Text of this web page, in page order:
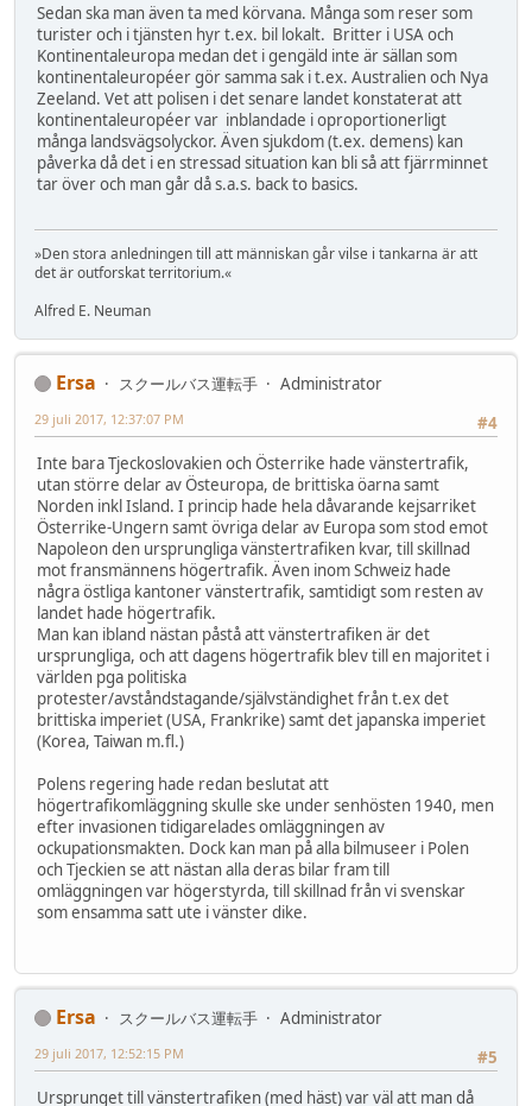
Sedan ska man även ta med körvana. Många som reser som
turister och i tjänsten hyr t.ex. bil lokalt. Britter i USA och
Kontinentaleuropa medan det i gengäld inte är sällan som
kontinentaleuropéer gör samma sak i t.ex. Australien och Nya
Zeeland. Vet att polisen i det senare landet konstaterat att
kontinentaleuropéer var inblandade i oproportionerligt
många landsvägsolyckor. Även sjukdom (t.ex. demens) kan
påverka då det i en stressad situation kan bli så att fjärrminnet
tar över och man går då s.a.s. back to basics.
»Den stora anledningen till att människan går vilse i tankarna är att
det är outforskat territorium.«
Alfred E. Neuman
Ersa スクールバス運転手
Administrator
#4
29 juli 2017, 12:37:07 PM
Inte bara Tjeckoslovakien och Österrike hade vänstertrafik,
utan större delar av Östeuropa, de brittiska öarna samt
Norden inkl Island. I princip hade hela dåvarande kejsarriket
Österrike-Ungern samt övriga delar av Europa som stod emot
Napoleon den ursprungliga vänstertrafiken kvar, till skillnad
mot fransmännens högertrafik. Även inom Schweiz hade
några östliga kantoner vänstertrafik, samtidigt som resten av
landet hade högertrafik.
Man kan ibland nästan påstå att vänstertrafiken är det
ursprungliga, och att dagens högertrafik blev till en majoritet i
världen pga politiska
protester/avståndstagande/självständighet från t.ex det
brittiska imperiet (USA, Frankrike) samt det japanska imperiet
(Korea, Taiwan m.fl.)
Polens regering hade redan beslutat att
högertrafikomläggning skulle ske under senhösten 1940, men
efter invasionen tidigarelades omläggningen av
ockupationsmakten. Dock kan man på alla bilmuseer i Polen
och Tjeckien se att nästan alla deras bilar fram till
omläggningen var högerstyrda, till skillnad från vi svenskar
som ensamma satt ute i vänster dike.
Ersa スクールバス運転手
Administrator
#5
29 juli 2017, 12:52:15 PM
Ursprunget till vänstertrafiken (med häst) var väl att man då